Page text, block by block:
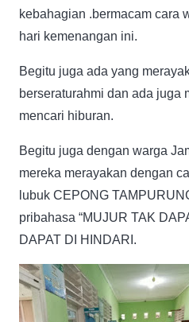
kebahagian .bermacam cara
hari kemenangan ini.
Begitu juga ada yang
berseraturahmi dan ada juga
mencari hiburan.
Begitu juga dengan warga
mereka merayakan dengan
lubuk CEPONG
pribahasa “MUJUR TAK
DAPAT DI HINDARI.